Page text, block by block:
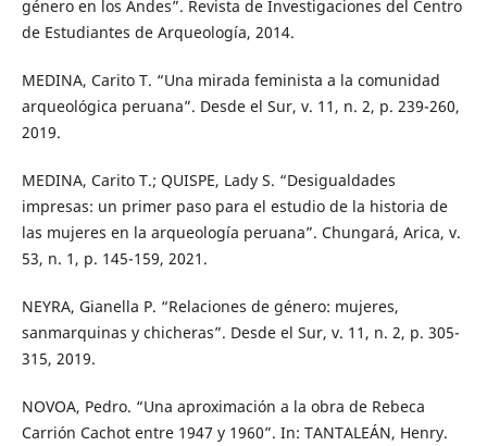
género en los Andes”. Revista de Investigaciones del Centro
de Estudiantes de Arqueología, 2014.
MEDINA, Carito T. “Una mirada feminista a la comunidad
arqueológica peruana”. Desde el Sur, v. 11, n. 2, p. 239-260,
2019.
MEDINA, Carito T.; QUISPE, Lady S. “Desigualdades
impresas: un primer paso para el estudio de la historia de
las mujeres en la arqueología peruana”. Chungará, Arica, v.
53, n. 1, p. 145-159, 2021.
NEYRA, Gianella P. “Relaciones de género: mujeres,
sanmarquinas y chicheras”. Desde el Sur, v. 11, n. 2, p. 305-
315, 2019.
NOVOA, Pedro. “Una aproximación a la obra de Rebeca
Carrión Cachot entre 1947 y 1960”. In: TANTALEÁN, Henry.